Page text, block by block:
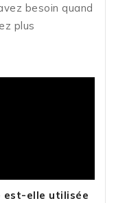
besoin quand
plus
est-elle utilisée